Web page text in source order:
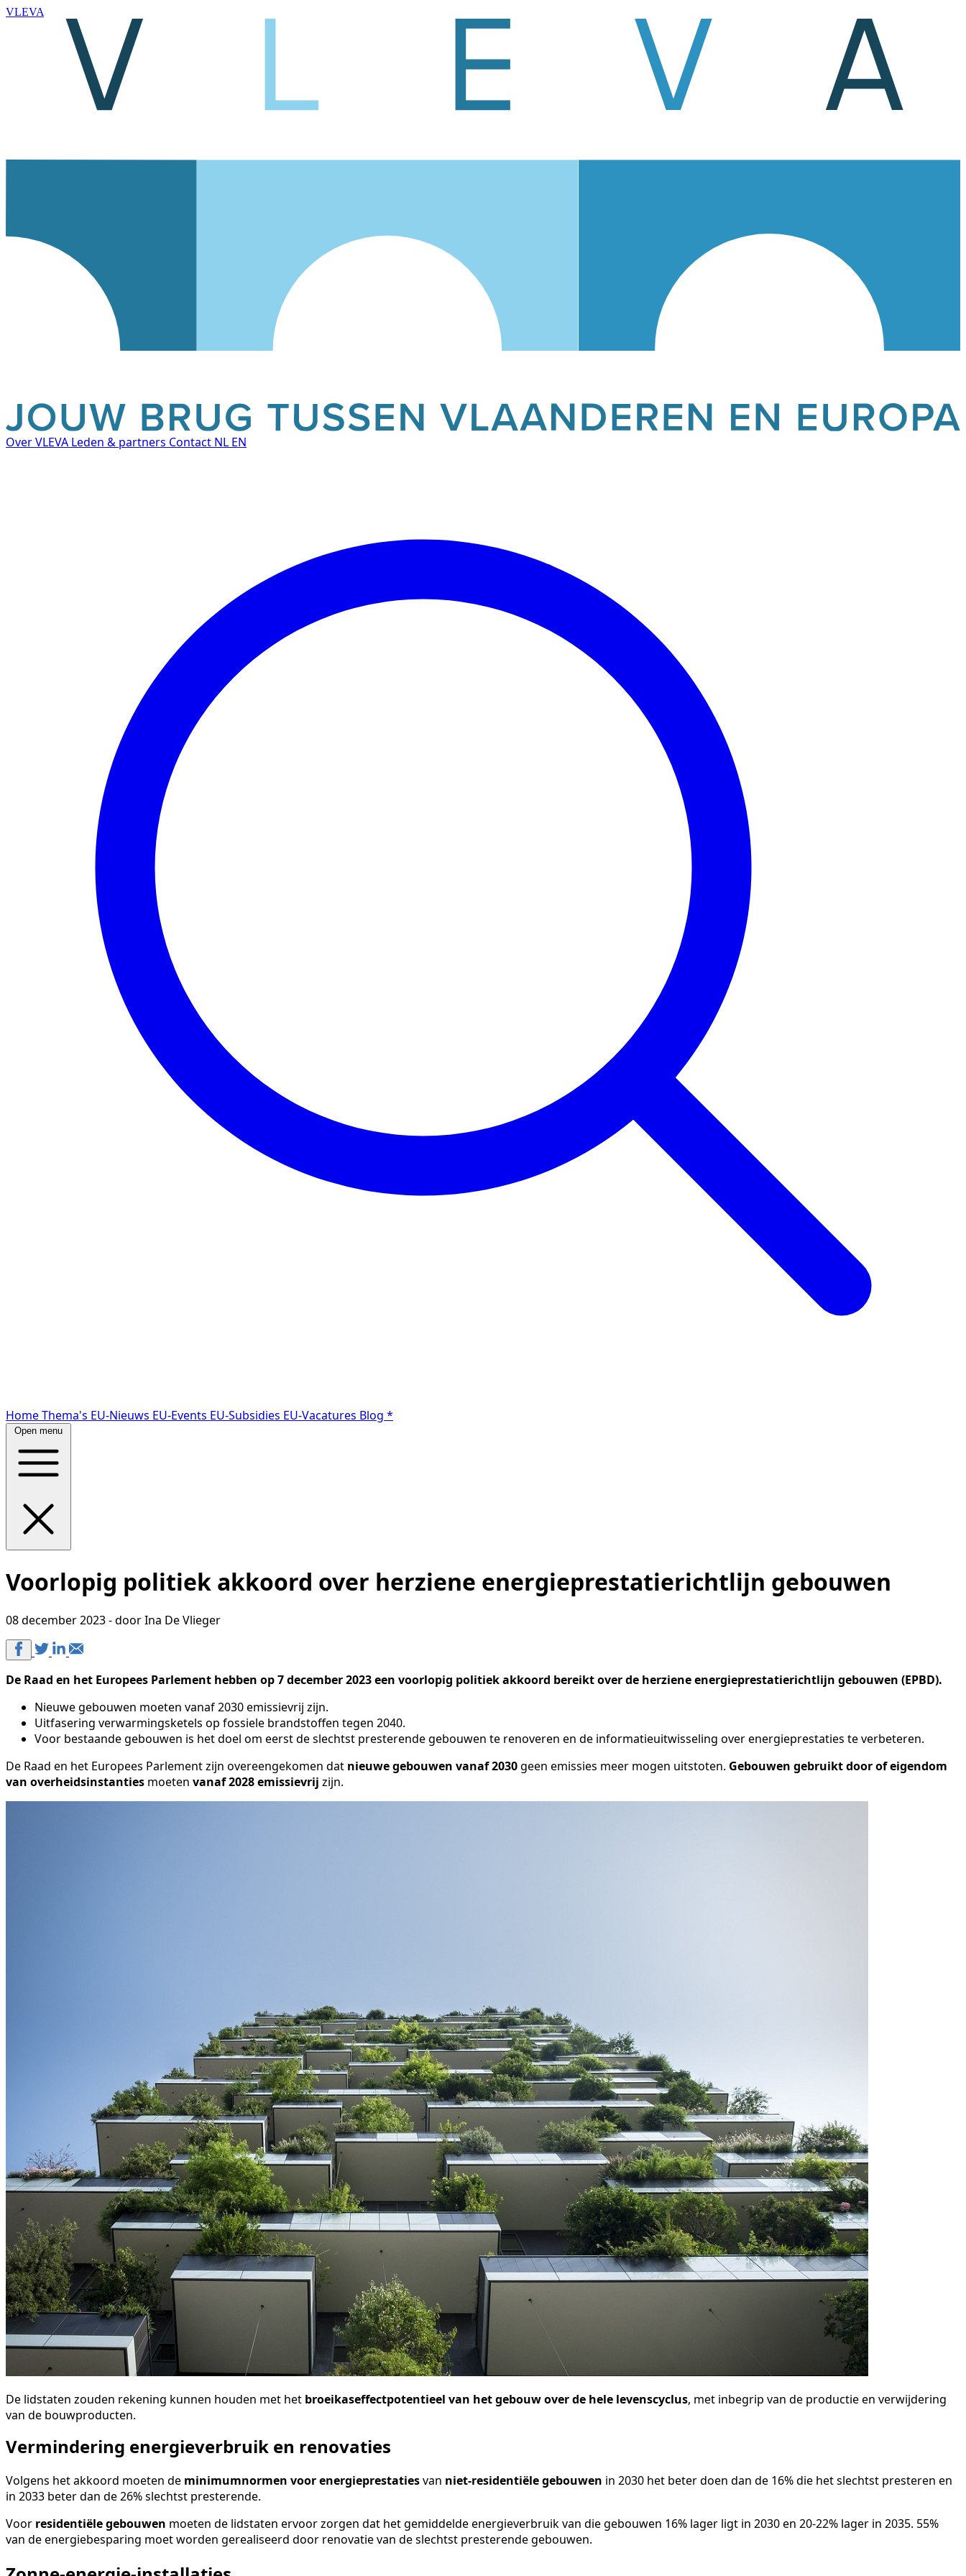
VLEVA
Over VLEVA Leden & partners Contact NL EN
HomeThema's EU-Nieuws EU-Events EU-Subsidies EU-Vacatures Blog *
Open menu
Voorlopig politiek akkoord over herziene energieprestatierichtlijn gebouwen
08 december 2023 - door Ina De Vlieger
De Raad en het Europees Parlement hebben op 7 december 2023 een voorlopig politiek akkoord bereikt over de herziene energieprestatierichtlijn gebouwen (EPBD).
Nieuwe gebouwen moeten vanaf 2030 emissievrij zijn.
Uitfasering verwarmingsketels op fossiele brandstoffen tegen 2040.
Voor bestaande gebouwen is het doel om eerst de slechtst presterende gebouwen te renoveren en de informatieuitwisseling over energieprestaties te verbeteren.
De Raad en het Europees Parlement zijn overeengekomen dat nieuwe gebouwen vanaf 2030geen emissies meer mogen uitstoten. Gebouwen gebruikt door of eigendom
van overheidsinstanties moeten vanaf 2028 emissievrij zijn.
De lidstaten zouden rekening kunnen houden met het broeikaseffectpotentieel van het gebouw over de hele levenscyclus, met inbegrip van de productie en verwijdering
van de bouwproducten.
Vermindering energieverbruik en renovaties
Volgens het akkoord moeten de minimumnormen voor energieprestatiesvan niet-residentiële gebouwen in 2030 het beter doen dan de 16% die het slechtst presteren en
in 2033 beter dan de 26% slechtst presterende.
Voor residentiële gebouwen moeten de lidstaten ervoor zorgen dat het gemiddelde energieverbruik van die gebouwen 16% lager ligt in 2030 en 20-22% lager in 2035. 55%
van de energiebesparing moet worden gerealiseerd door renovatie van de slechtst presterende gebouwen.